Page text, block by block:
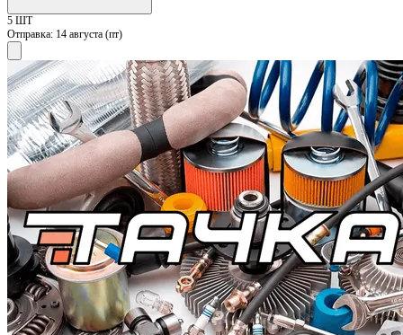
5 ШТ
Отправка: 14 августа (пт)